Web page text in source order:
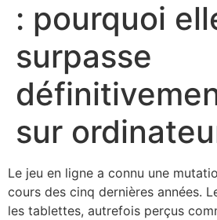
: pourquoi
surpasse
sur
Le jeu en ligne a connu une
cours des cinq dernières années.
les tablettes, autrefois perçus